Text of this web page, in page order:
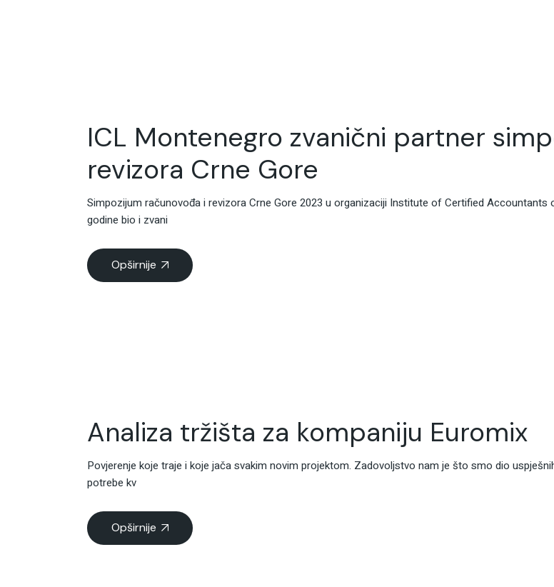
ICL Montenegro zvanični partner
revizora Crne Gore
Simpozijum računovođa i revizora Crne Gore 2023 u organizaciji Institute of Certified
godine bio i zvani
Opširnije
Analiza tržišta za kompaniju Euromix
Povjerenje koje traje i koje jača svakim novim projektom. Zadovoljstvo nam je što smo dio
potrebe kv
Opširnije